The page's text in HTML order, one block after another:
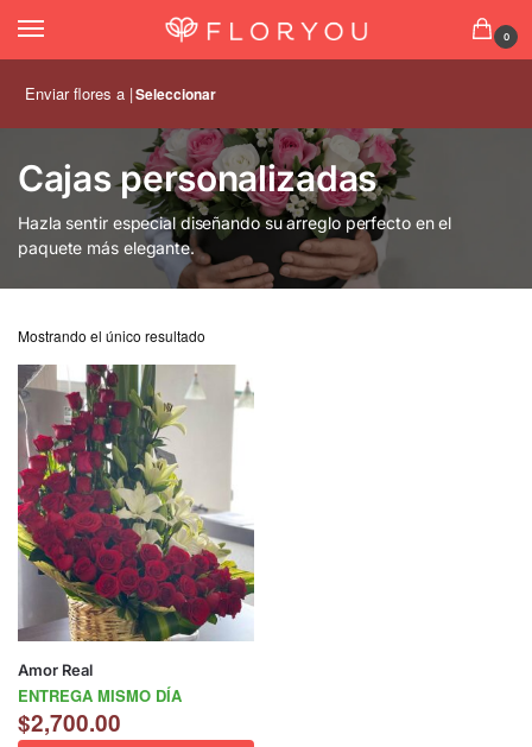
0
Enviar flores a |Seleccionar
Cajas personalizadas
Hazla sentir especial diseñando su arreglo perfecto en el
paquete más elegante.
Mostrando el único resultado
Amor Real
ENTREGA MISMO DÍA
$2,700.00